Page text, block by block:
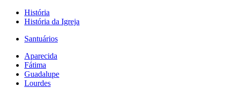
História
História da Igreja
Santuários
Aparecida
Fátima
Guadalupe
Lourdes